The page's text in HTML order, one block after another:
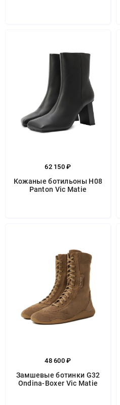
62 150 ₽
Кожаные ботильоны H08
Panton Vic Matie
48 600 ₽
Замшевые ботинки G32
Ondina-Boxer Vic Matie